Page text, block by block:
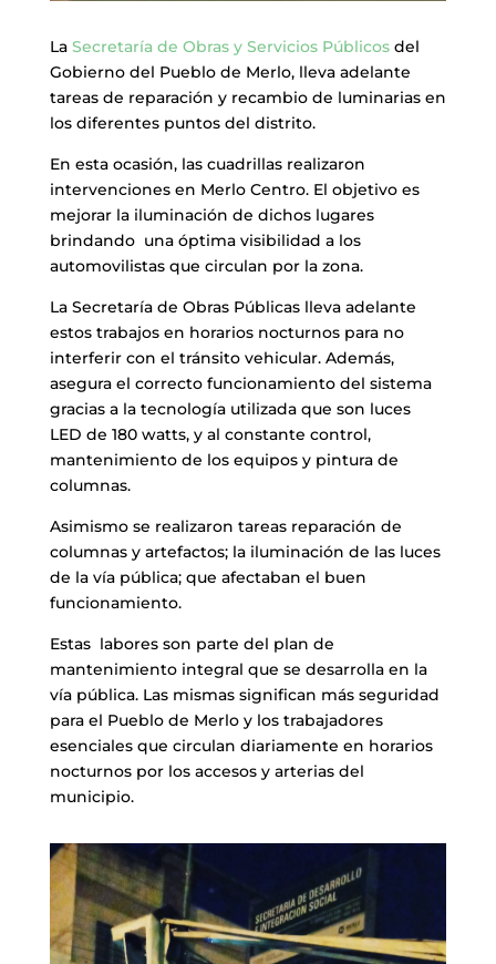
La Secretaría de Obras y Servicios Públicosdel
Gobierno del Pueblo de Merlo, lleva adelante
tareas de reparación y recambio de luminarias en
los diferentes puntos del distrito.
En esta ocasión, las cuadrillas realizaron
intervenciones en Merlo Centro. El objetivo es
mejorar la iluminación de dichos lugares
brindando una óptima visibilidad a los
automovilistas que circulan por la zona.
La Secretaría de Obras Públicas lleva adelante
estos trabajos en horarios nocturnos para no
interferir con el tránsito vehicular. Además,
asegura el correcto funcionamiento del sistema
gracias a la tecnología utilizada que son luces
LED de 180 watts, y al constante control,
mantenimiento de los equipos y pintura de
columnas.
Asimismo se realizaron tareas reparación de
columnas y artefactos; la iluminación de las luces
de la vía pública; que afectaban el buen
funcionamiento.
Estas labores son parte del plan de
mantenimiento integral que se desarrolla en la
vía pública. Las mismas significan más seguridad
para el Pueblo de Merlo y los trabajadores
esenciales que circulan diariamente en horarios
nocturnos por los accesos y arterias del
municipio.